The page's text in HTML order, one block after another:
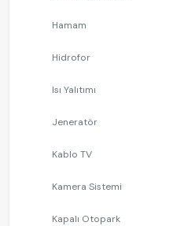
Hamam
Hidrofor
Isı Yalıtımı
Jeneratör
Kablo TV
Kamera Sistemi
Kapalı Otopark